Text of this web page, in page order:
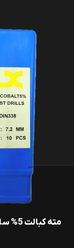
مته کبالت 5% سایز LX 13mm